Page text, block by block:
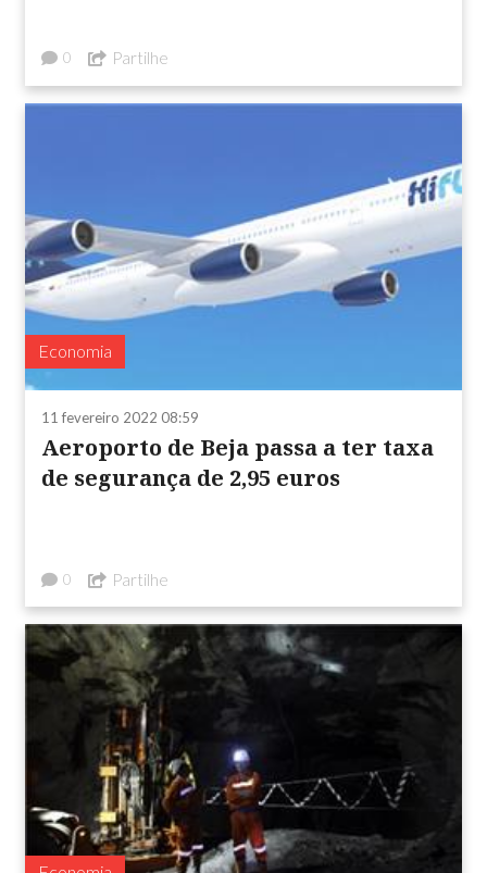
0 Partilhe
Economia
11 fevereiro 2022 08:59
Aeroporto de Beja passa a ter taxa
de segurança de 2,95 euros
0 Partilhe